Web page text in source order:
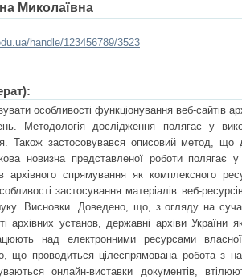
Миколаївна
handle/123456789/3523
особливості функціонування веб-сайтів
Методологія дослідження полягає у
Також застосовувався описовий метод, що
новизна представленої роботи полягає
архівного спрямування як комплексного
застосування матеріалів веб-
Висновки. Доведено, що, з огляду на
архівних установ, державні архіви України
над електронними ресурсами власної
що проводиться цілеспрямована робота з
онлайн-виставки документів,